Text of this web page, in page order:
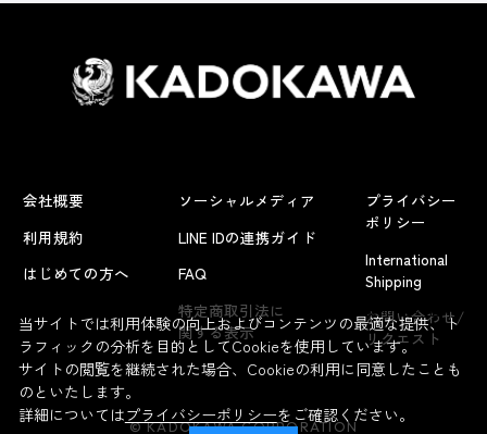
よくあるお問い合わせ
会社概要
利用規約
はじめての方へ
ソーシャルメディア
LINE IDの連携ガイド
FAQ
特定商取引法に
関する表示
プライバシー
ポリシー
International
Shipping
お問い合わせ/
リクエスト
© KADOKAWA CORPORATION
当サイトでは利用体験の向上およびコンテンツの最適な提供、ト
ラフィックの分析を目的としてCookieを使用しています。
サイトの閲覧を継続された場合、Cookieの利用に同意したことも
のといたします。
詳細についてはプライバシーポリシーをご確認ください。